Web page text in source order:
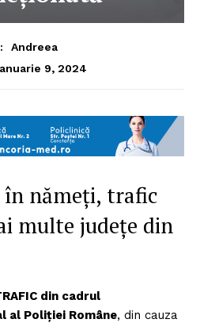
Andreea
9, 2024
nămeți, trafic
multe județe din
din cadrul
al Poliției Române, din cauza